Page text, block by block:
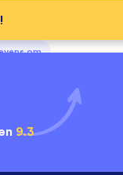
om
9.3